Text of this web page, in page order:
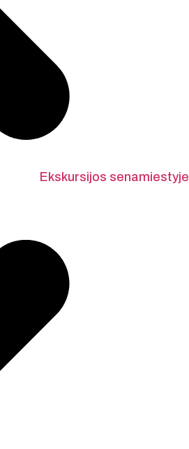
Ekskursijos senamiestyje